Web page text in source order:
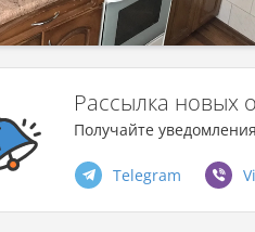
Рассылка новых
Получайте
Telegram